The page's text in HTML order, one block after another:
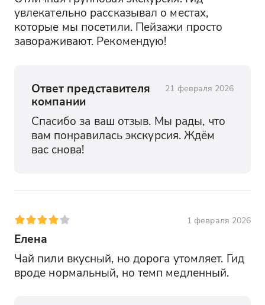
увлекательно рассказывал о местах,
которые мы посетили. Пейзажи просто
завораживают. Рекомендую!
Ответ представителя
компании
21 февраля 2026
Спасибо за ваш отзыв. Мы рады, что
вам понравилась экскурсия. Ждём
вас снова!
1 февраля 2026
Елена
Чай пили вкусный, но дорога утомляет. Гид
вроде нормальный, но темп медленный.